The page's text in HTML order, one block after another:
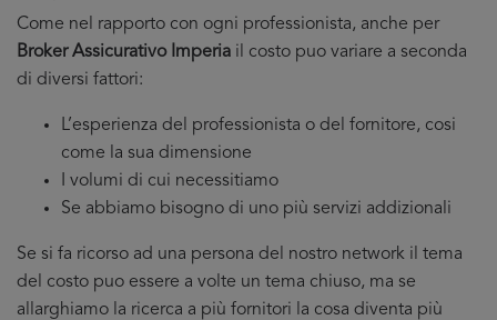
Come nel rapporto con ogni professionista, anche per
Broker Assicurativo Imperia il costo puo variare a seconda
di diversi fattori:
L’esperienza del professionista o del fornitore, cosi
come la sua dimensione
I volumi di cui necessitiamo
Se abbiamo bisogno di uno più servizi addizionali
Se si fa ricorso ad una persona del nostro network il tema
del costo puo essere a volte un tema chiuso, ma se
allarghiamo la ricerca a più fornitori la cosa diventa più